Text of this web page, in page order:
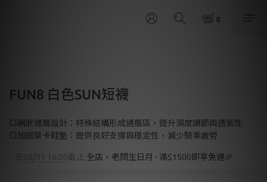
FUN8 白色SUN短襪
💥網狀通風設計：特殊結構形成通風區，提升濕度調節與透氣性
💥加固萊卡鞋墊：提供良好支撐與穩定性，減少騎乘疲勞
08/31 16:00截止 全店，老闆生日月 - 滿$1500即享免運🎉